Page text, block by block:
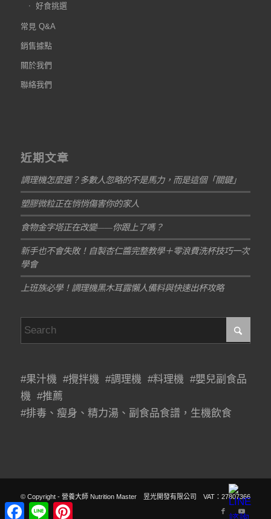
好食挑選
常見 Q&A
銷售據點
關於我們
聯絡我們
近期文章
調理機怎麼選？多數人忽略的不是馬力，而是這個「關鍵」
塑膠微粒正在悄悄傷害你的家人
食物金字塔正在改變——你跟上了嗎？
新手也不會失敗！自製杏仁醬完整教學＋零浪費洗杯技巧一次
學會
上班族必學！調理機黑木耳露懶人備料與快速出杯攻略
#果汁機 #攪拌機 #調理機 #料理機 #嬰兒副食品
機 #推薦
#排毒、瘦身、精力湯、副食品食譜，生機飲食
© Copyright - 營養大師 Nutrition Master 昱光開發有限公司 VAT：27807366
Facebook
Line